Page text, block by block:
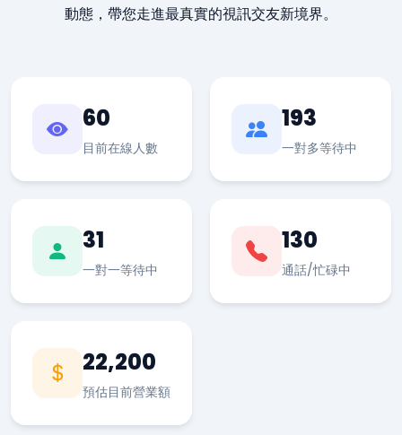
動態，帶您走進最真實的視訊交友新境界。
60
目前在線人數
193
一對多等待中
31
一對一等待中
130
通話/忙碌中
22,200
預估目前營業額